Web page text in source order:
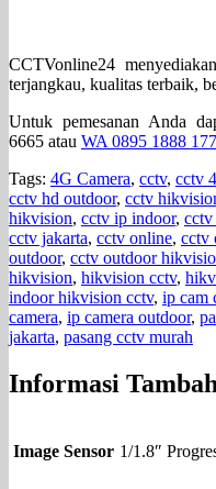
CCTVonline24 menyediakan
terjangkau, kualitas terbaik,
Untuk pemesanan Anda
6665 atau WA 0895 1888
Tags: 4G Camera, cctv, cctv
cctv hd outdoor, cctv
hikvision, cctv ip indoor, cctv
cctv jakarta, cctv online, cctv
outdoor, cctv outdoor
hikvision, hikvision cctv,
indoor hikvision cctv, ip cam
camera, ip camera outdoor,
jakarta, pasang cctv murah
Informasi
Image Sensor 1/1.8″